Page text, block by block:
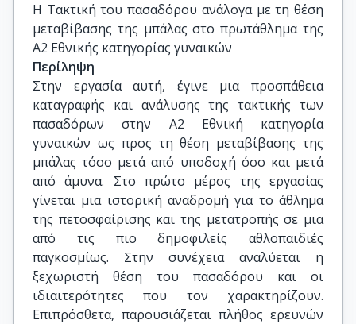
Η Τακτική του πασαδόρου ανάλογα με τη θέση
μεταβίβασης της μπάλας στο πρωτάθλημα της
Α2 Εθνικής κατηγορίας γυναικών
Περίληψη
Στην εργασία αυτή, έγινε μια προσπάθεια
καταγραφής και ανάλυσης της τακτικής των
πασαδόρων στην Α2 Εθνική κατηγορία
γυναικών ως προς τη θέση μεταβίβασης της
μπάλας τόσο μετά από υποδοχή όσο και μετά
από άμυνα. Στο πρώτο μέρος της εργασίας
γίνεται μια ιστορική αναδρομή για το άθλημα
της πετοσφαίρισης και της μετατροπής σε μια
από τις πιο δημοφιλείς αθλοπαιδιές
παγκοσμίως. Στην συνέχεια αναλύεται η
ξεχωριστή θέση του πασαδόρου και οι
ιδιαιτερότητες που τον χαρακτηρίζουν.
Επιπρόσθετα, παρουσιάζεται πλήθος ερευνών